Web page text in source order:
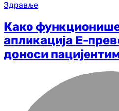
Здравље
Како
апликација Е-
доноси